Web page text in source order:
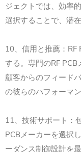
ジェクトでは、効率
選択することで、潜
10、信用と推薦：RF
する。専門のRF
顧客からのフィード
の彼らのパフォーマ
11、技術サポート：
PCBメーカーを選択
ーダンス制御設計を